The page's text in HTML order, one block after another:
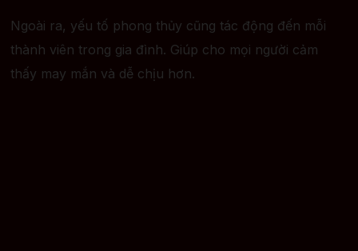
Ngoài ra, yếu tố phong thủy cũng tác động đến mỗi
thành viên trong gia đình. Giúp cho mọi người cảm
thấy may mắn và dễ chịu hơn.